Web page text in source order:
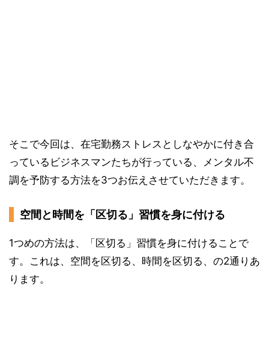
そこで今回は、在宅勤務ストレスとしなやかに付き合
っているビジネスマンたちが行っている、メンタル不
調を予防する方法を3つお伝えさせていただきます。
空間と時間を「区切る」習慣を身に付ける
1つめの方法は、「区切る」習慣を身に付けることで
す。これは、空間を区切る、時間を区切る、の2通りあ
ります。